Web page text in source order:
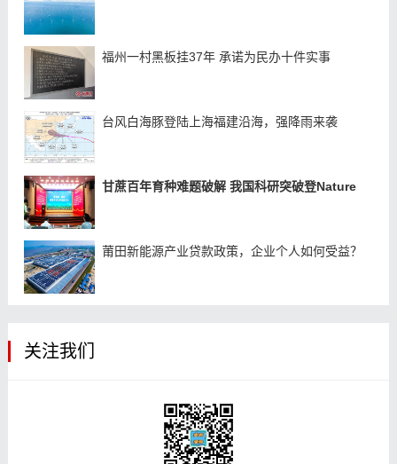
福州一村黑板挂37年 承诺为民办十件实事
台风白海豚登陆上海福建沿海，强降雨来袭
甘蔗百年育种难题破解 我国科研突破登Nature
莆田新能源产业贷款政策，企业个人如何受益？
关注我们